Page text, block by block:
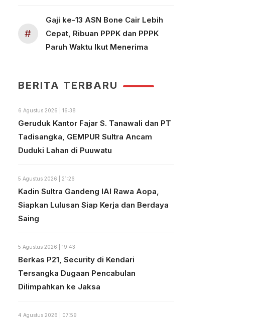
#
Gaji ke-13 ASN Bone Cair Lebih
Cepat, Ribuan PPPK dan PPPK
Paruh Waktu Ikut Menerima
BERITA TERBARU
6 Agustus 2026 | 16:38
Geruduk Kantor Fajar S. Tanawali dan PT
Tadisangka, GEMPUR Sultra Ancam
Duduki Lahan di Puuwatu
5 Agustus 2026 | 21:26
Kadin Sultra Gandeng IAI Rawa Aopa,
Siapkan Lulusan Siap Kerja dan Berdaya
Saing
5 Agustus 2026 | 19:43
Berkas P21, Security di Kendari
Tersangka Dugaan Pencabulan
Dilimpahkan ke Jaksa
4 Agustus 2026 | 07:59